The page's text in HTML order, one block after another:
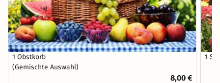
1 Obstkorb
(Gemischte Auswahl)
8,00 €
1